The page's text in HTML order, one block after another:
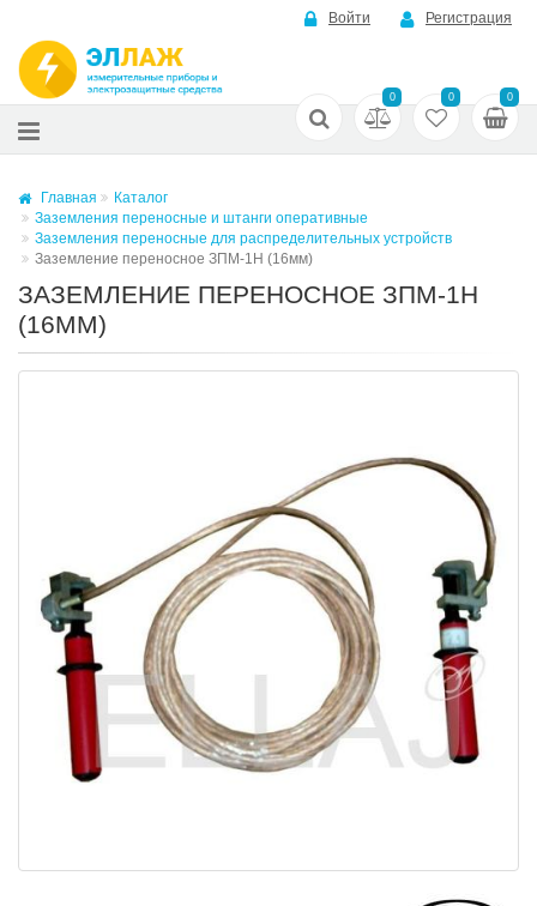
Войти Регистрация
0 0 0
Главная
Каталог
Заземления переносные и штанги оперативные
Заземления переносные для распределительных устройств
Заземление переносное ЗПМ-1Н (16мм)
ЗАЗЕМЛЕНИЕ ПЕРЕНОСНОЕ ЗПМ-1Н
(16ММ)